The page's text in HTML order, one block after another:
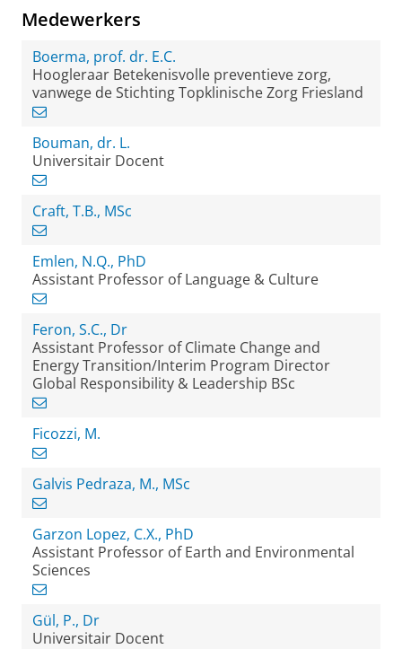
Medewerkers
Boerma, prof. dr. E.C.
Hoogleraar Betekenisvolle preventieve zorg,
vanwege de Stichting Topklinische Zorg Friesland
Bouman, dr. L.
Universitair Docent
Craft, T.B., MSc
Emlen, N.Q., PhD
Assistant Professor of Language & Culture
Feron, S.C., Dr
Assistant Professor of Climate Change and
Energy Transition/Interim Program Director
Global Responsibility & Leadership BSc
Ficozzi, M.
Galvis Pedraza, M., MSc
Garzon Lopez, C.X., PhD
Assistant Professor of Earth and Environmental
Sciences
Gül, P., Dr
Universitair Docent